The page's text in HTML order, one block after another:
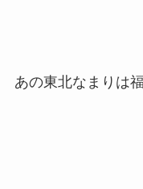
あの東北なまりは